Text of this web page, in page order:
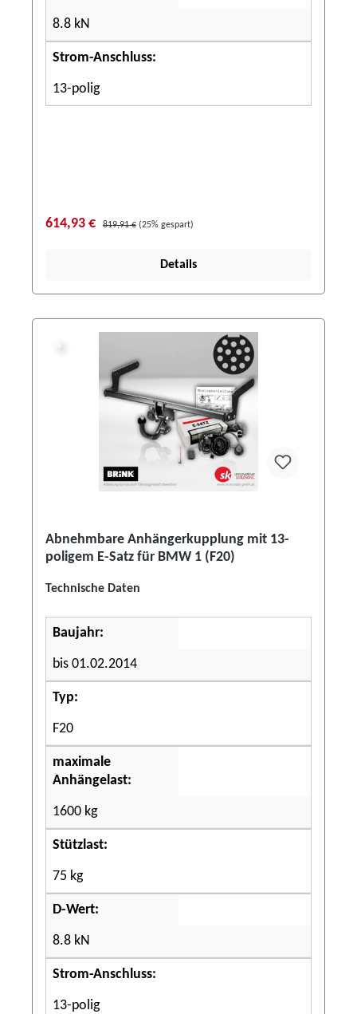
8.8 kN
Strom-Anschluss:
13-polig
614,93 € 819,91 € (25% gespart)
Details
Abnehmbare Anhängerkupplung mit 13-
poligem E-Satz für BMW 1 (F20)
Technische Daten
Baujahr:
bis 01.02.2014
Typ:
F20
maximale
Anhängelast:
1600 kg
Stützlast:
75 kg
D-Wert:
8.8 kN
Strom-Anschluss:
13-polig